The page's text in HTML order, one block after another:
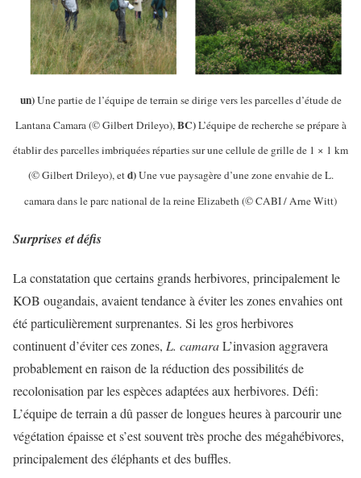
un)Une partie de l’équipe de terrain se dirige vers les parcelles d’étude de
Lantana Camara (© Gilbert Drileyo),BC)L’équipe de recherche se prépare à
établir des parcelles imbriquées réparties sur une cellule de grille de 1 × 1 km
(© Gilbert Drileyo), etd)Une vue paysagère d’une zone envahie de L.
camara dans le parc national de la reine Elizabeth (© CABI / Arne Witt)
Surprises et défis
La constatation que certains grands herbivores, principalement le
KOB ougandais, avaient tendance à éviter les zones envahies ont
été particulièrement surprenantes. Si les gros herbivores
continuent d’éviter ces zones, L. camaraL’invasion aggravera
probablement en raison de la réduction des possibilités de
recolonisation par les espèces adaptées aux herbivores. Défi:
L’équipe de terrain a dû passer de longues heures à parcourir une
végétation épaisse et s’est souvent très proche des mégahébivores,
principalement des éléphants et des buffles.